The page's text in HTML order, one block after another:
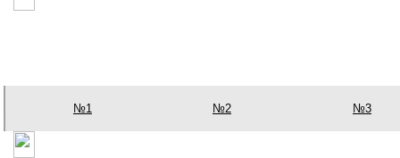
№1 №2 №3